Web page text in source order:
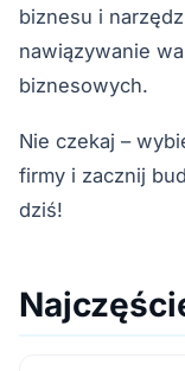
biznesu i
nawiązywanie
biznesowych.
Nie czekaj –
firmy i zacznij
dziś!